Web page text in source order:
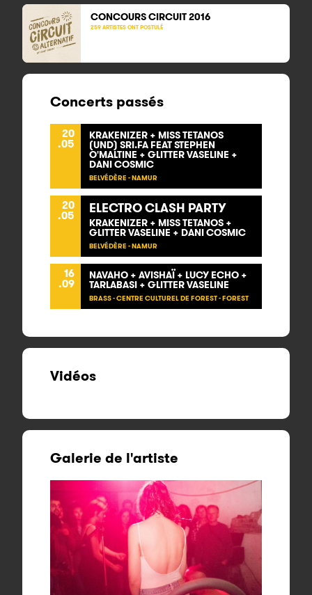
CONCOURS CIRCUIT 2016
259 ARTISTES ONT POSTULÉ
Concerts passés
20
.05
KRAKENIZER + MISS TETANOS
(UND) SRI.FA FEAT STEPHEN
O'MALTINE + GLITTER VASELINE +
DANI COSMIC
BELVÉDÈRE - NAMUR
20
.05 ELECTRO CLASH PARTY
KRAKENIZER + MISS TETANOS +
GLITTER VASELINE + DANI COSMIC
BELVÉDÈRE - NAMUR
16
.09
NAVAHO + AVISHAÏ + LUCY ECHO +
TARLABASI + GLITTER VASELINE
BRASS - CENTRE CULTUREL DE FOREST - FOREST
Vidéos
Galerie de l'artiste